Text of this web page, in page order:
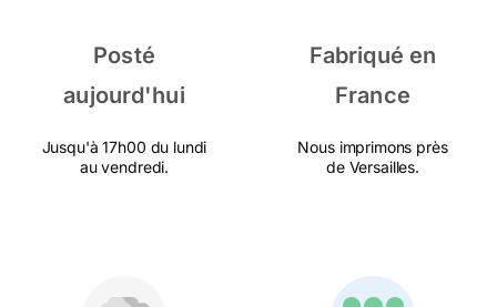
Posté
aujourd'hui
Jusqu'à 17h00 du lundi
au vendredi.
Fabriqué en
France
Nous imprimons près
de Versailles.